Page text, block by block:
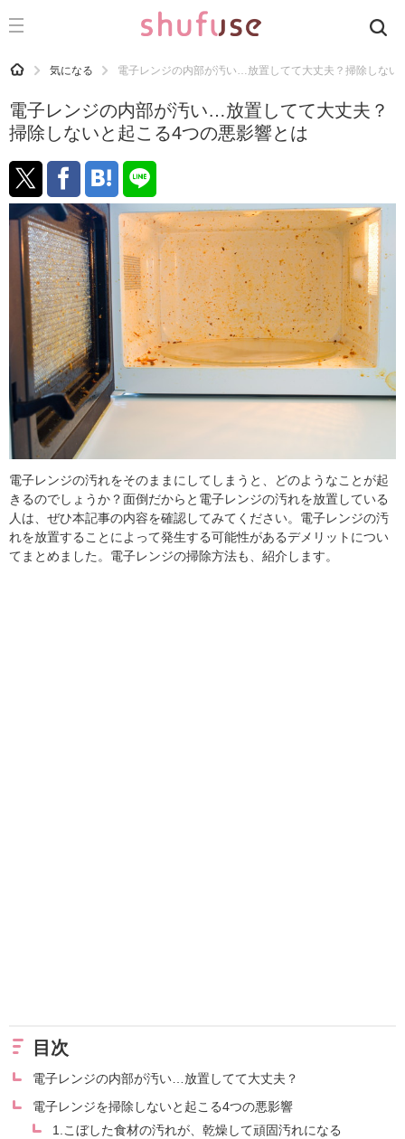
CATEGORY 記事カテゴリ
運気
洗濯
生活の知恵
お金
掃除
マナー
趣味
食材辞典
おすすめ
HOME 気になる 電子レンジの内部が汚い…放置してて大丈夫？掃除しない
電子レンジの内部が汚い…放置してて大丈夫？
掃除しないと起こる4つの悪影響とは
電子レンジの汚れをそのままにしてしまうと、どのようなことが起
きるのでしょうか？面倒だからと電子レンジの汚れを放置している
人は、ぜひ本記事の内容を確認してみてください。電子レンジの汚
れを放置することによって発生する可能性があるデメリットについ
てまとめました。電子レンジの掃除方法も、紹介します。
目次
電子レンジの内部が汚い…放置してて大丈夫？
電子レンジを掃除しないと起こる4つの悪影響
1.こぼした食材の汚れが、乾燥して頑固汚れになる